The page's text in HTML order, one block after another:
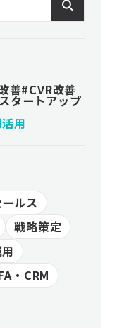
善#CVR改善
タートアップ
用
ルス
戦略策定
・CRM